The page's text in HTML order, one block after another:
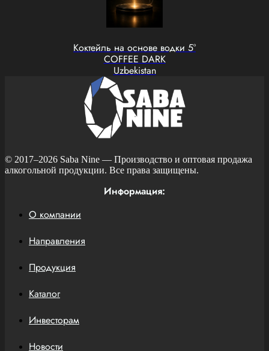
Коктейль на основе водки 5°
COFFEE DARK
Uzbekistan
© 2017–2026 Saba Nine — Производство и оптовая продажа
алкогольной продукции. Все права защищены.
Информация:
О компании
Направления
Продукция
Каталог
Инвесторам
Новости